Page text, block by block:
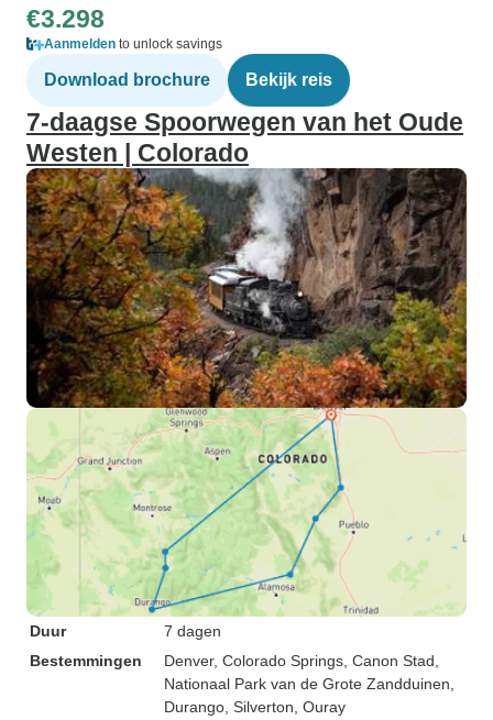
€3.298
Aanmelden to unlock savings
Download brochure Bekijk reis
7-daagse Spoorwegen van het Oude
Westen | Colorado
Duur
7 dagen
Bestemmingen
Denver, Colorado Springs , Canon Stad
Nationaal Park van de Grote Zandduinen
Durango , Silverton , Ouray